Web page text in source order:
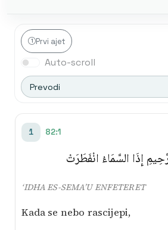
Jezik audia
Početak od ajeta je dostupan
modu.
Prvi ajet
Auto-scroll
Prevodi
Besim Korkut
Mustafa Mlivo
1 82:1
إِذَا السَّمَاءُ انْفَطَرَتْ
‘IDHA ES-SEMA’U ENFETERET
Kada se nebo rascijepi,